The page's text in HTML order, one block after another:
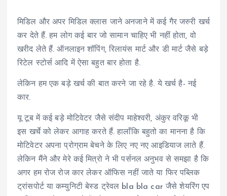
मिडिल और अपर मिडिल क्लास जाने अनजाने में कई गैर जरुरी खर्च
कर देते हैं. हम लोग कई बार जो सामान चाहिए भी नहीं होता, वो
खरीद लेते हैं. ऑनलाइन शॉपिंग, रिलायंस मार्ट और डी मार्ट जैसे बड़े
रिटेल स्टोर्स आदि में ऐसा बहुत बार होता है.
लेकिन हम एक बड़े खर्च की बात करने जा रहे है. ये खर्च है- नई
कार.
यू टूब में कई बड़े मोटिवेटर जैसे संदीप माहेश्वरी, अंकुर वरिकू भी
इस खर्चे को लेकर आगाह करते हैं. हालाँकि बहुतो का मानना है कि
मोटिवेटर अपना प्रोग्राम बेचने के लिए नए नए आइडियाज लाते हैं.
लेकिन मैंने और मेरे कई मित्रो ने भी पर्सनल अनुभव से समझा है कि
अगर हम रोज रोज कार लेकर ऑफिस नहीं जाते या फिर पब्लिक
ट्रांसपोर्ट या कम्युनिटी बेस्ड ट्रेवल bla bla car जैसे शेयरिंग एप